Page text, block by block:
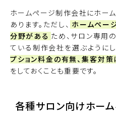
ホームページ制作会社にホー
あります。ただし、 ホームペー
分野がある ため、サロン専用
ている制作会社を選ぶようにし
プション料金の有無、集客対
をしておくことも重要です。
各種サロン向けホー